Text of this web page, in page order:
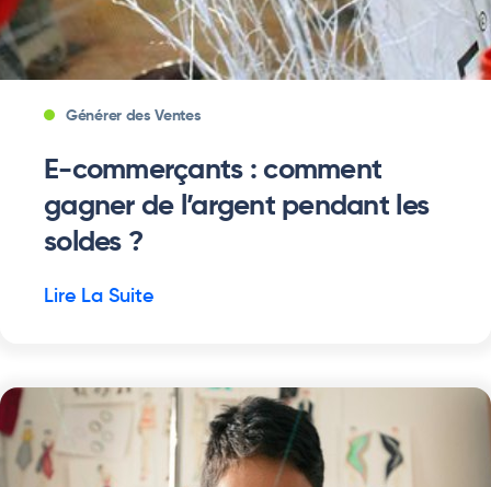
Générer des Ventes
E-commerçants : comment
gagner de l’argent pendant les
soldes ?
Lire La Suite